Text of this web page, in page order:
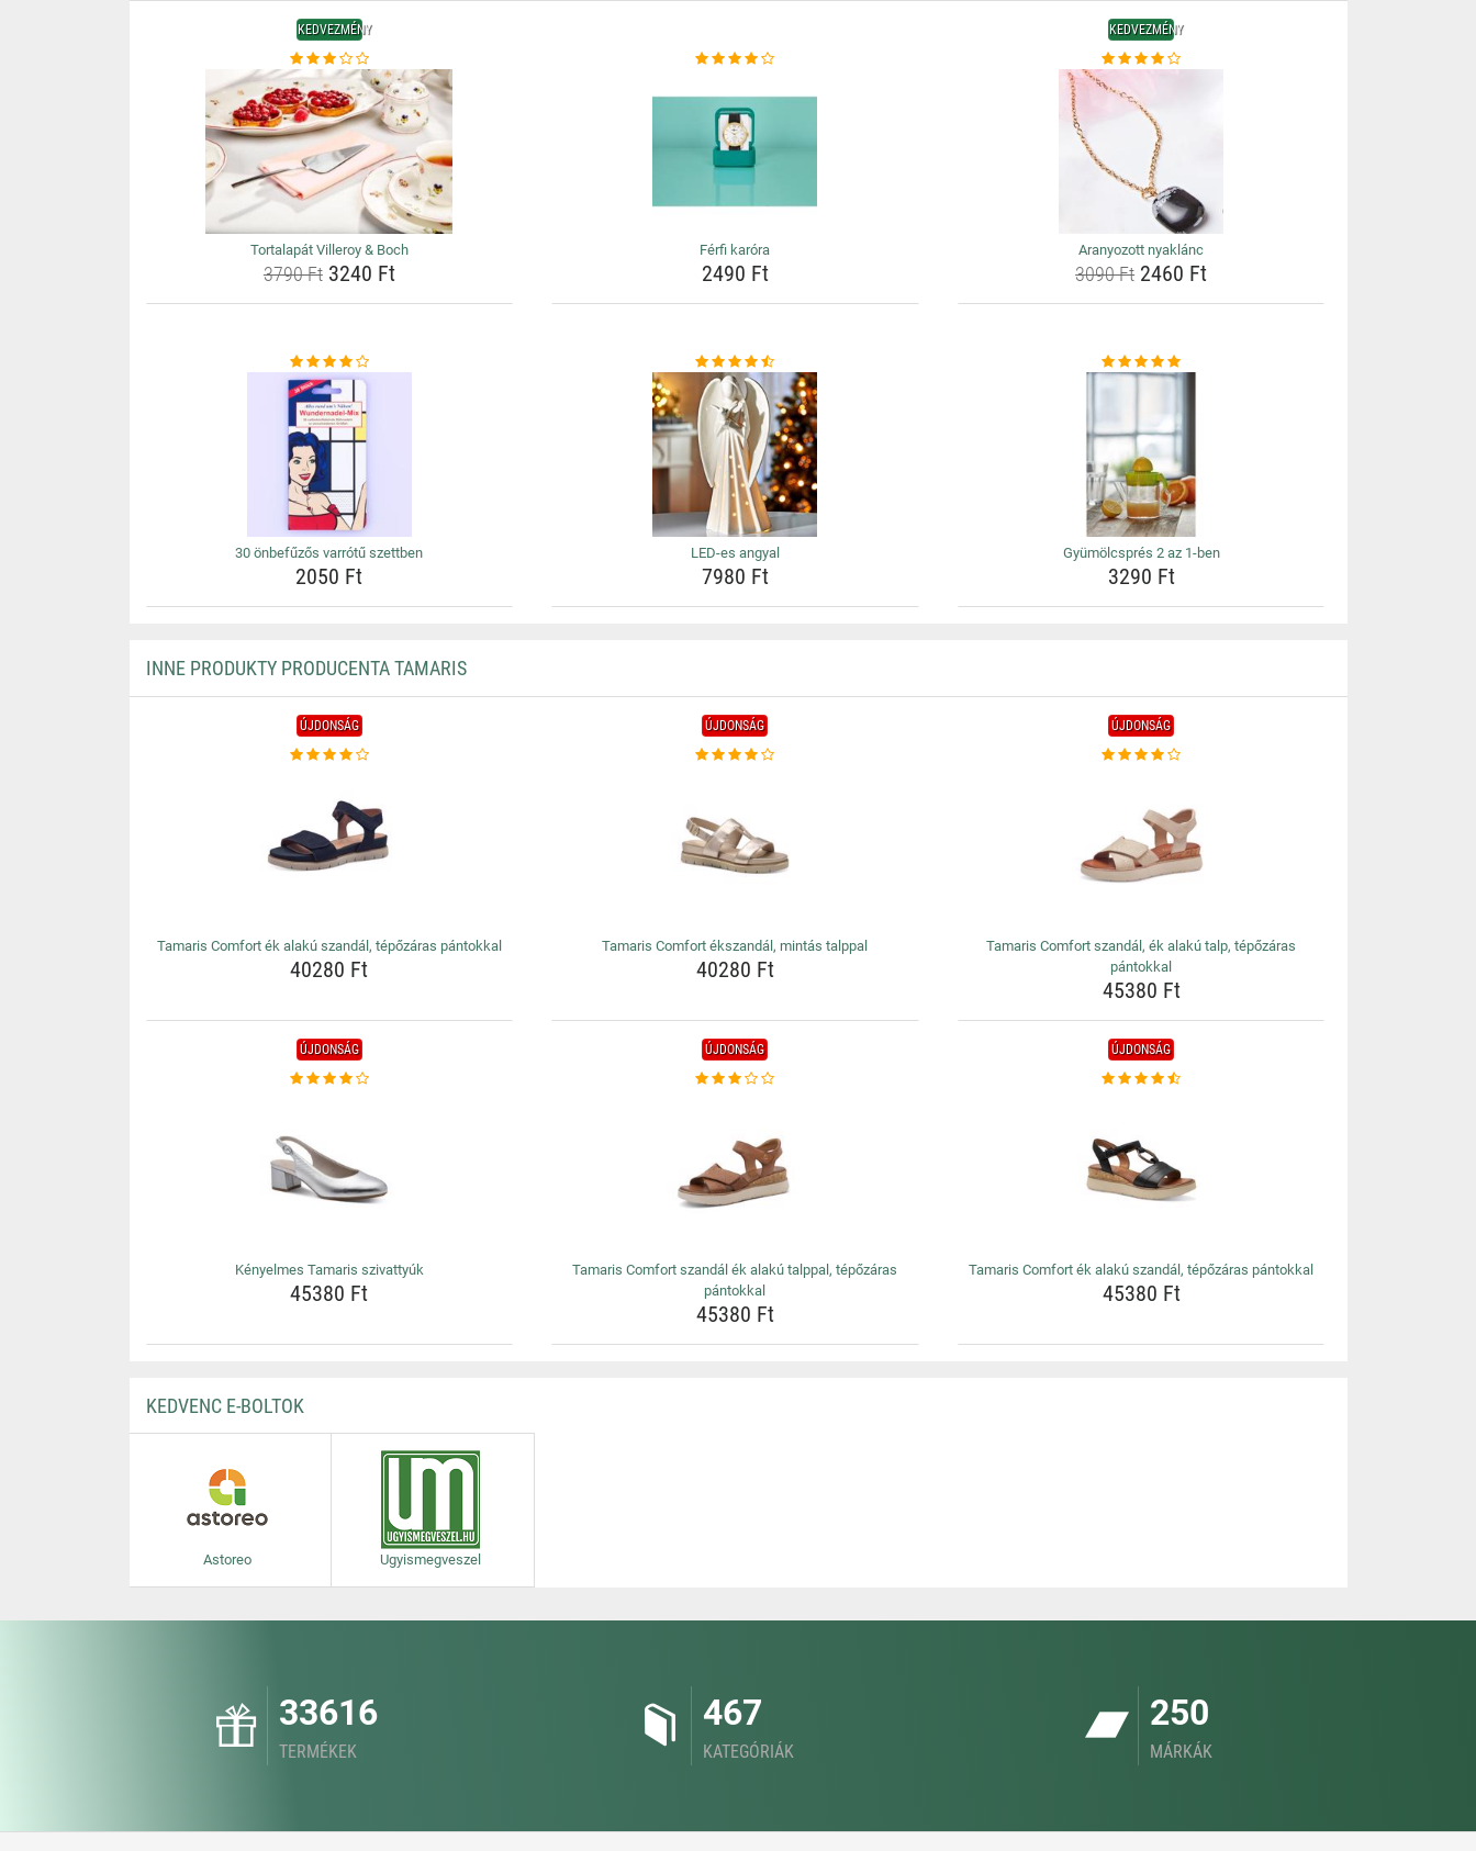
KEDVEZMÉNY
Tortalapát Villeroy & Boch
3790 Ft3240 Ft
Férfi karóra
2490 Ft
KEDVEZMÉNY
Aranyozott nyaklánc
3090 Ft 2460 Ft
30 önbefűzős varrótű szettben
2050 Ft
LED-es angyal
7980 Ft
Gyümölcsprés 2 az 1-ben
3290 Ft
INNE PRODUKTY PRODUCENTA TAMARIS
ÚJDONSÁG
Tamaris Comfort ék alakú szandál, tépőzáras pántokkal
40280 Ft
ÚJDONSÁG
Tamaris Comfort ékszandál, mintás talppal
40280 Ft
ÚJDONSÁG
Tamaris Comfort szandál, ék alakú talp, tépőzáras
pántokkal
45380 Ft
ÚJDONSÁG
Kényelmes Tamaris szivattyúk
45380 Ft
ÚJDONSÁG
Tamaris Comfort szandál ék alakú talppal, tépőzáras
pántokkal
45380 Ft
ÚJDONSÁG
Tamaris Comfort ék alakú szandál, tépőzáras pántokkal
45380 Ft
KEDVENC E-BOLTOK
Astoreo Ugyismegveszel
33616
TERMÉKEK
467
KATEGÓRIÁK
250
MÁRKÁK